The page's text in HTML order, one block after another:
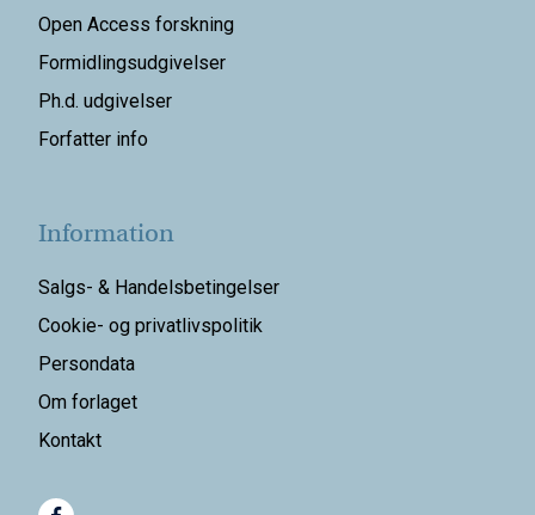
Open Access forskning
Formidlingsudgivelser
Ph.d. udgivelser
Forfatter info
Information
Salgs- & Handelsbetingelser
Cookie- og privatlivspolitik
Persondata
Om forlaget
Kontakt